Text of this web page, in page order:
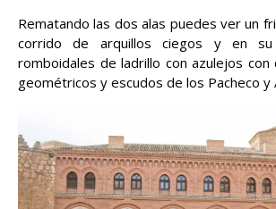
Rematando las dos alas puedes ver un
corrido de arquillos ciegos y en
romboidales de ladrillo con azulejos
geométricos y escudos de los Pacheco y